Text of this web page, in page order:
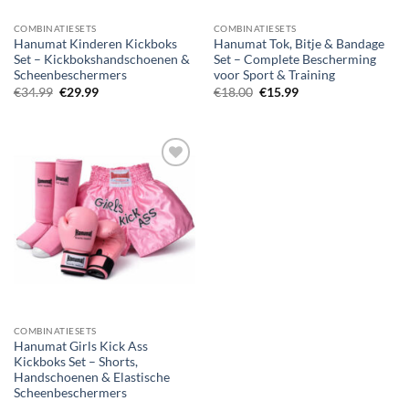
COMBINATIESETS
Hanumat Kinderen Kickboks
Set – Kickbokshandschoenen &
Scheenbeschermers
€34.99 Oorspronkelijke
€29.99Huidige
COMBINATIESETS
Hanumat Tok, Bitje & Bandage
Set – Complete Bescherming
voor Sport & Training
€18.00 Oorspronkelijke
€15.99Huidige
Zet op
verlanglijst
COMBINATIESETS
Hanumat Girls Kick Ass
Kickboks Set – Shorts,
Handschoenen & Elastische
Scheenbeschermers